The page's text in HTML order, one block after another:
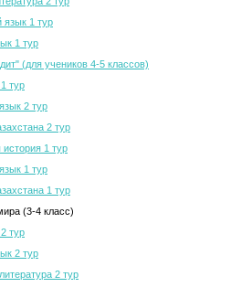
язык 1 тур
1 тур
(для учеников 4-5 классов)
тур
2 тур
2 тур
1 тур
1 тур
1 тур
(3-4 класс)
тур
2 тур
2 тур